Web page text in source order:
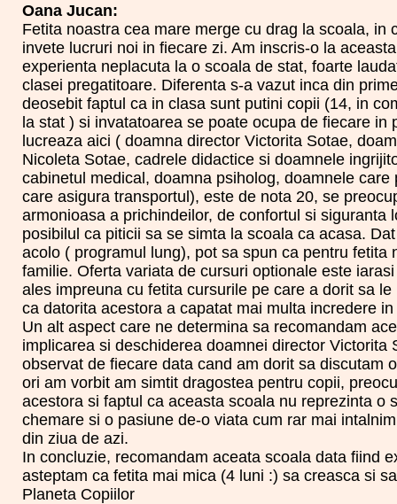
Oana Jucan:
Fetita noastra cea mare merge cu drag la scoala, in
invete lucruri noi in fiecare zi. Am inscris-o la
experienta neplacuta la o scoala de stat, foarte
clasei pregatitoare. Diferenta s-a vazut inca din
deosebit faptul ca in clasa sunt putini copii (14, in
la stat ) si invatatoarea se poate ocupa de fiecare in
lucreaza aici ( doamna director Victorita Sotae,
Nicoleta Sotae, cadrele didactice si doamnele
cabinetul medical, doamna psiholog, doamnele care
care asigura transportul), este de nota 20, se
armonioasa a prichindeilor, de confortul si siguranta
posibilul ca piticii sa se simta la scoala ca acasa.
acolo ( programul lung), pot sa spun ca pentru fetita
familie. Oferta variata de cursuri optionale este
ales impreuna cu fetita cursurile pe care a dorit sa
ca datorita acestora a capatat mai multa incredere
Un alt aspect care ne determina sa recomandam
implicarea si deschiderea doamnei director Victorita
observat de fiecare data cand am dorit sa discutam
ori am vorbit am simtit dragostea pentru copii,
acestora si faptul ca aceasta scoala nu reprezinta o
chemare si o pasiune de-o viata cum rar mai
din ziua de azi.
In concluzie, recomandam aceata scoala data fiind
asteptam ca fetita mai mica (4 luni :) sa creasca si
Planeta Copiilor